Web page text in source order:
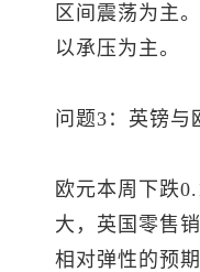
区间震荡为主
以承压为主。
问题3：英镑与
欧元本周下跌
大，英国零售
相对弹性的预